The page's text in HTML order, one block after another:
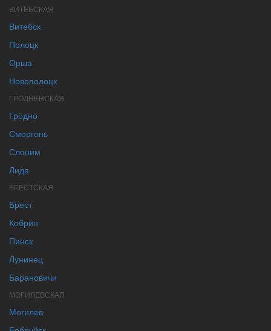
ВИТЕБСКАЯ
Витебск
Полоцк
Орша
Новополоцк
ГРОДНЕНСКАЯ
Гродно
Сморгонь
Слоним
Лида
БРЕСТСКАЯ
Брест
Кобрин
Пинск
Лунинец
Барановичи
МОГИЛЕВСКАЯ
Могилев